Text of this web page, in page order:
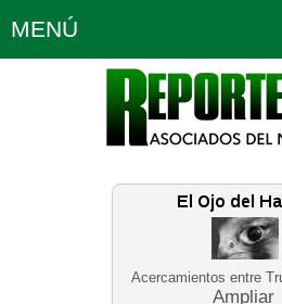
Acercamientos entre
Ampliar
MENÚ
Política Opinión
Planeta Tierra
Educación